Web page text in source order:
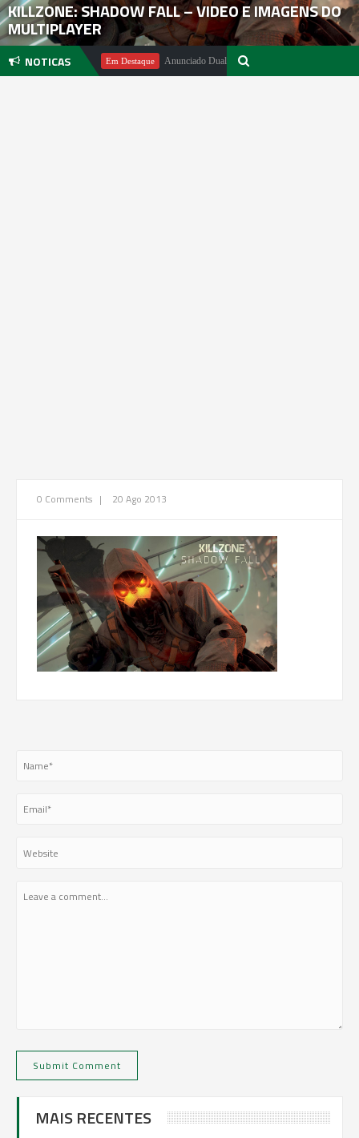
KILLZONE: SHADOW FALL – VIDEO E IMAGENS DO
MULTIPLAYER
NOTICAS
Pachter Em Destaque Anunciado DualSense The Last of Us Limited Edition
0 Comments | 20 Ago 2013
MAIS RECENTES